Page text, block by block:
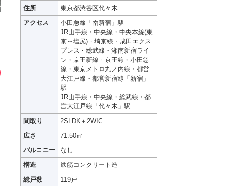
住所
東京都渋谷区代々木
アクセス
小田急線「南新宿」駅
JR山手線・中央線・中央本線(東
京～塩尻)・埼京線・成田エクス
プレス・総武線・湘南新宿ライ
ン・京王新線・京王線・小田急
線・東京メトロ丸ノ内線・都営
大江戸線・都営新宿線「新宿」
駅
JR山手線・中央線・総武線・都
営大江戸線「代々木」駅
間取り
2SLDK＋2WIC
広さ
71.50㎡
バルコニー
なし
構造
鉄筋コンクリート造
総戸数
119戸